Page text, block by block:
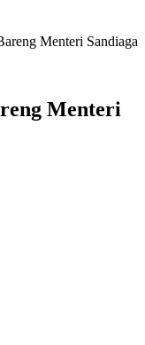
Menteri Sandiaga
Menteri